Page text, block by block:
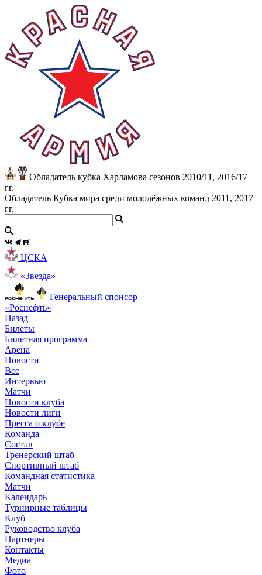
Обладатель кубка Харламова сезонов 2010/11, 2016/17
гг.
Обладатель Кубка мира среди молодёжных команд 2011, 2017
гг.
ЦСКА
«Звезда»
Генеральный спонсор
«Роснефть»
Назад
Билеты
Билетная программа
Арена
Новости
Все
Интервью
Матчи
Новости клуба
Новости лиги
Пресса о клубе
Команда
Состав
Тренерский штаб
Спортивный штаб
Командная статистика
Матчи
Календарь
Турнирные таблицы
Клуб
Руководство клуба
Партнеры
Контакты
Медиа
Фото